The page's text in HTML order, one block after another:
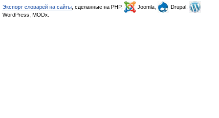
Экспорт словарей на сайты , сделанные на PHP, Joomla,
Drupal,
WordPress, MODx.